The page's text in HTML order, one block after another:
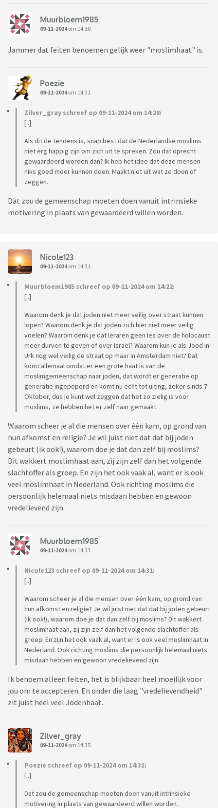
Muurbloem1985
09-11-2024om 14:30
Jammer dat feiten benoemen gelijk weer "moslimhaat" is.
Poezie
09-11-2024om 14:31
Zilver_gray schreef op 09-11-2024 om 14:28:
[..]
Als dit de tendens is, snap best dat de Nederlandse moslims
niet erg happig zijn om zich uit te spreken. Zou dat oprecht
gewaardeerd worden dan? Ik heb het idee dat deze mensen
niks goed meer kunnen doen. Maakt niet uit wat ze doen of
zeggen.
Dat zou de gemeenschap moeten doen vanuit intrinsieke
motivering in plaats van gewaardeerd willen worden.
Nicole123
09-11-2024om 14:31
Muurbloem1985 schreef op 09-11-2024 om 14:22:
[..]
Waarom denk je dat joden niet meer veilig over straat kunnen
lopen? Waarom denk je dat joden zich hier niet meer veilig
voelen? Waarom denk je dat leraren geen les over de holocaust
meer durven te geven of over Israël? Waarom kun je als Jood in
Urk nog wel veilig de straat op maar in Amsterdam niet? Dat
komt allemaal omdat er een grote haat is van de
moslimgemeenschap naar joden, dat wordt er generatie op
generatie ingepeperd en komt nu echt tot uiting, zeker sinds 7
Oktober, dus je kunt wel zeggen dat het zo zielig is voor
moslims, ze hebben het er zelf naar gemaakt.
Waarom scheer je al die mensen over één kam, op grond van
hun afkomst en religie? Je wil juist niet dat dat bij joden
gebeurt (ik ook!), waarom doe je dat dan zelf bij moslims?
Dit wakkert moslimhaat aan, zij zijn zelf dan het volgende
slachtoffer als groep. En zijn het ook vaak al, want er is ook
veel moslimhaat in Nederland. Ook richting moslims die
persoonlijk helemaal niets misdaan hebben en gewoon
vredelievend zijn.
Muurbloem1985
09-11-2024om 14:33
Nicole123 schreef op 09-11-2024 om 14:31:
[..]
Waarom scheer je al die mensen over één kam, op grond van
hun afkomst en religie? Je wil juist niet dat dat bij joden gebeurt
(ik ook!), waarom doe je dat dan zelf bij moslims? Dit wakkert
moslimhaat aan, zij zijn zelf dan het volgende slachtoffer als
groep. En zijn het ook vaak al, want er is ook veel moslimhaat in
Nederland. Ook richting moslims die persoonlijk helemaal niets
misdaan hebben en gewoon vredelievend zijn.
Ik benoem alleen feiten, het is blijkbaar heel moeilijk voor
jou om te accepteren. En onder die laag "vredelievendheid"
zit juist heel veel Jodenhaat.
Zilver_gray
09-11-2024om 14:35
Poezie schreef op 09-11-2024 om 14:31:
[..]
Dat zou de gemeenschap moeten doen vanuit intrinsieke
motivering in plaats van gewaardeerd willen worden.